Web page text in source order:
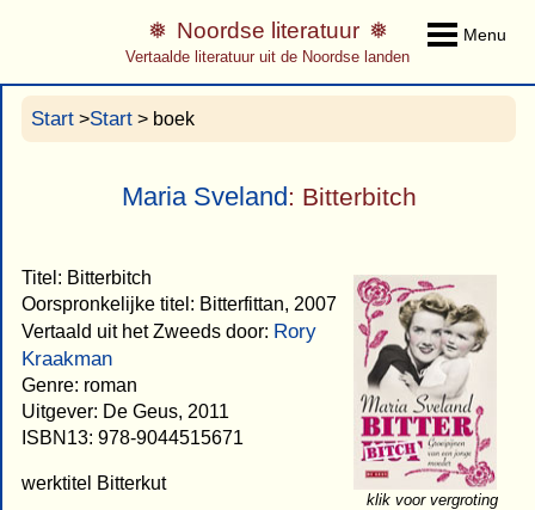
Menu
Noordse literatuur
Vertaalde literatuur uit de Noordse landen
Start >Start > boek
Maria Sveland: Bitterbitch
klik voor vergroting
Titel: Bitterbitch
Oorspronkelijke titel: Bitterfittan, 2007
Vertaald uit het Zweeds door: Rory
Kraakman
Genre: roman
Uitgever: De Geus, 2011
ISBN13: 978-9044515671
werktitel Bitterkut